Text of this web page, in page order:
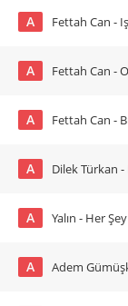
A Fettah Can -
A Fettah Can -
A Fettah Can -
A Dilek Türkan
A Yalın - Her
A Adem